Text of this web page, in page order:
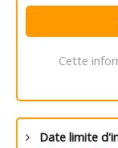
Cette
Date limite